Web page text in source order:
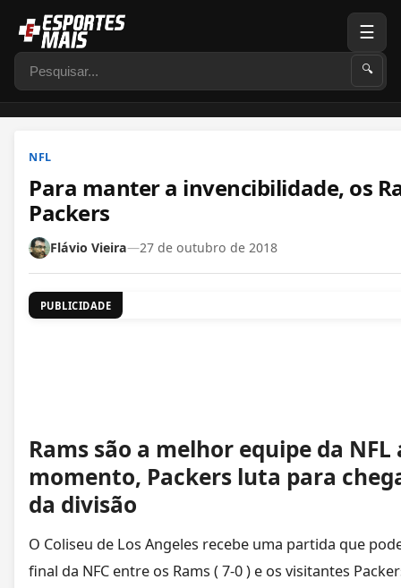
Pesquisar 🔍
☰
NFL
Para manter a invencibilidade, os
Packers
Flávio Vieira—27 de outubro de 2018
PUBLICIDADE
Rams são a melhor equipe da NFL
momento, Packers luta para
da divisão
O Coliseu de Los Angeles recebe uma partida que
final da NFC entre os Rams ( 7-0 ) e os visitantes